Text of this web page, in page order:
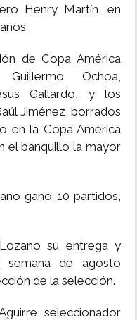
Henry Martín, en
de Copa América
Ochoa,
Gallardo, y los
Jiménez, borrados
en la Copa América
el banquillo la mayor
ganó 10 partidos,
su entrega y
de agosto
de la selección.
seleccionador